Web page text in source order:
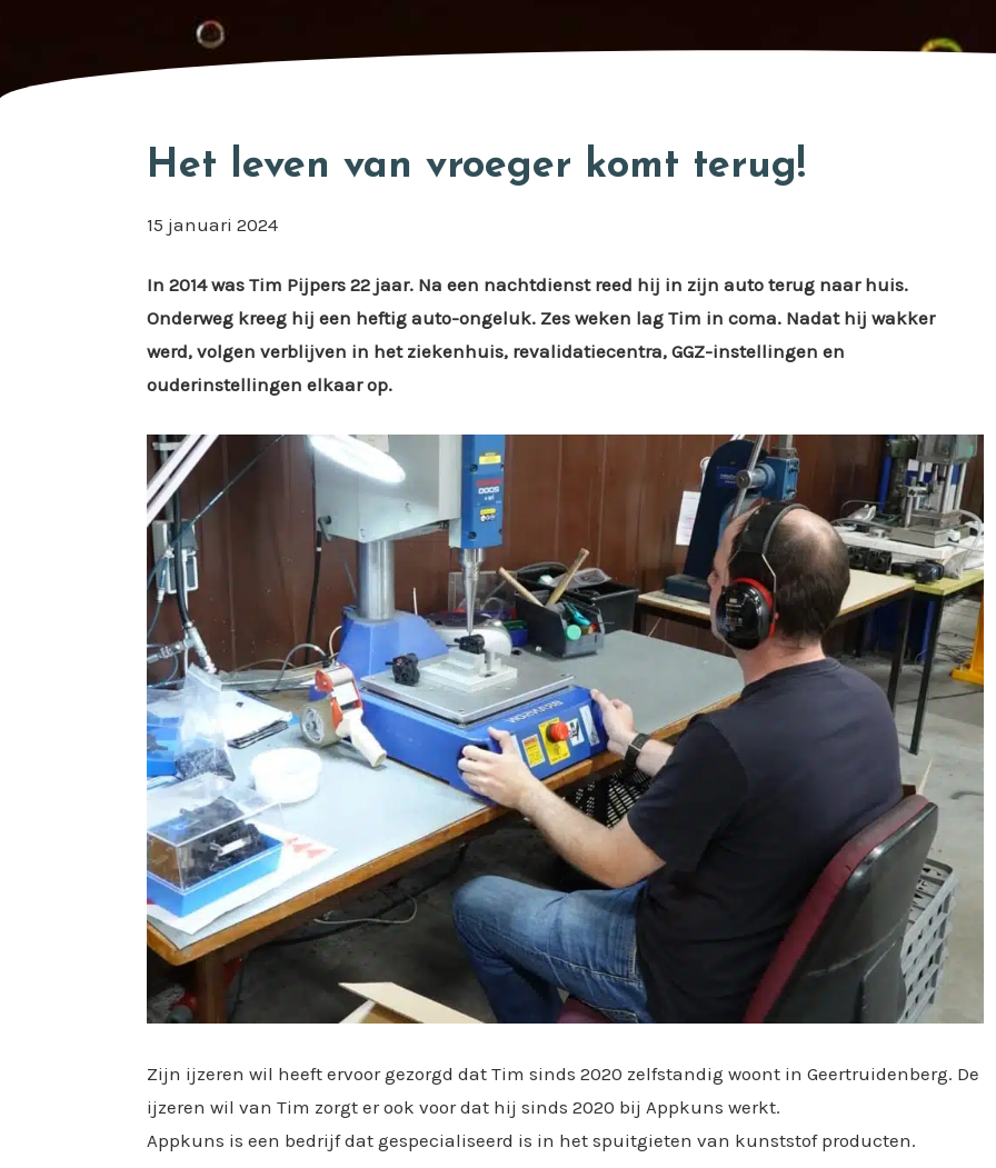
Het leven van vroeger komt terug!
15 januari 2024
In 2014 was Tim Pijpers 22 jaar. Na een nachtdienst reed hij in zijn auto terug naar huis.
Onderweg kreeg hij een heftig auto-ongeluk. Zes weken lag Tim in coma. Nadat hij wakker
werd, volgen verblijven in het ziekenhuis, revalidatiecentra, GGZ-instellingen en
ouderinstellingen elkaar op.
Zijn ijzeren wil heeft ervoor gezorgd dat Tim sinds 2020 zelfstandig woont in Geertruidenberg. De
ijzeren wil van Tim zorgt er ook voor dat hij sinds 2020 bij Appkuns werkt.
Appkuns is een bedrijf dat gespecialiseerd is in het spuitgieten van kunststof producten.